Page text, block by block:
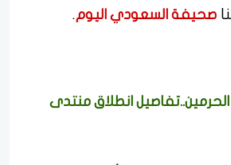
صحيفة السعودي اليوم.
انطلاق منتدى